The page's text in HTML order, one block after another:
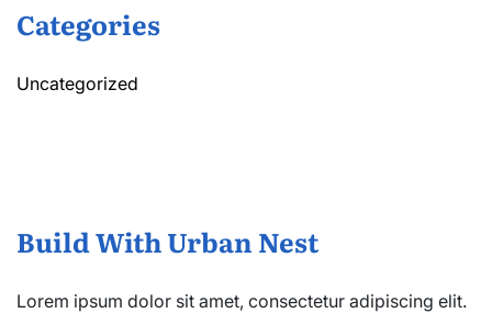
Categories
Uncategorized
Build With Urban Nest
Lorem ipsum dolor sit amet, consectetur adipiscing elit.